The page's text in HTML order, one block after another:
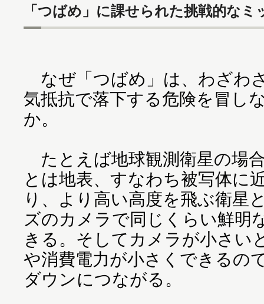
「つばめ」に課せられた挑戦的なミ
なぜ「つばめ」は、わざわ
気抵抗で落下する危険を冒し
か。
たとえば地球観測衛星の場
とは地表、すなわち被写体に
り、より高い高度を飛ぶ衛星
ズのカメラで同じくらい鮮明
きる。そしてカメラが小さい
や消費電力が小さくできるの
ダウンにつながる。